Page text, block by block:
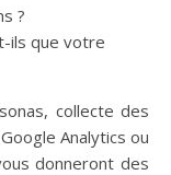
?
ils que votre
collecte des
Analytics ou
donneront des